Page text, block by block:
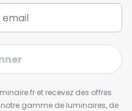
et recevez des offres
gamme de luminaires, de